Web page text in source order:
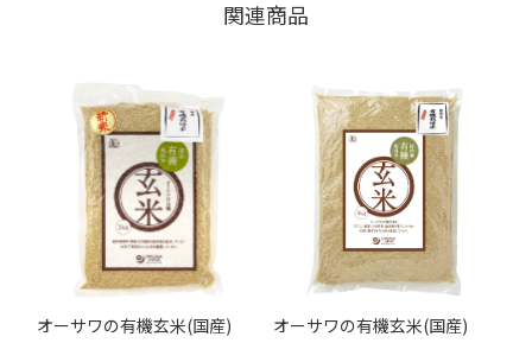
関連商品
オーサワの有機玄米(国産)
オーサワの有機玄米(国産)